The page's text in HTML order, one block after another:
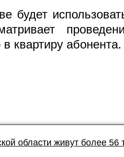
будет
квартиру абонента.
области живут более